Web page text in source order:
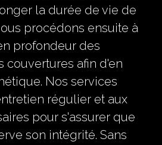
la durée de vie de
procédons ensuite à
profondeur des
couvertures afin d'en
Nos services
régulier et aux
pour s'assurer que
son intégrité. Sans